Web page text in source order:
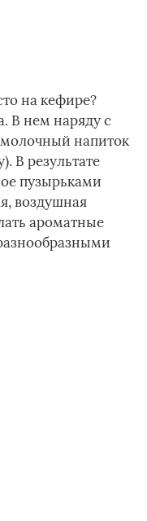
на кефире?
В нем наряду с
напиток
В результате
пузырьками
воздушная
ароматные